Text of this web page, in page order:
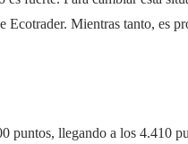
Ecotrader. Mientras tanto, es
puntos, llegando a los 4.410